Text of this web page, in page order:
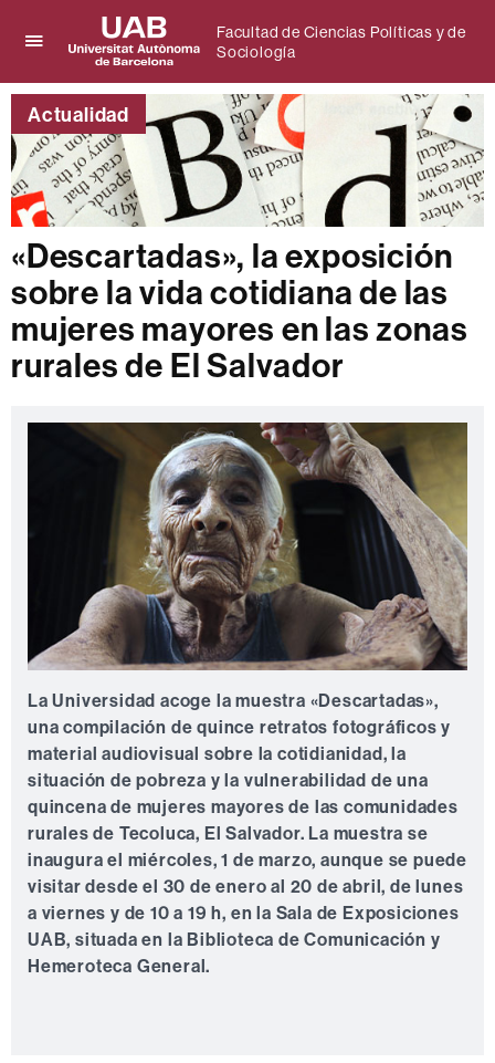
aquí
para
desplegar
el
menú
de
Facultad
de
Ciencias
Políticas
y
de
Sociología
Universitat
Autònoma
de
Barcelona
Facultad de Ciencias Políticas y de
Sociología
Actualidad
«Descartadas», la exposición
sobre la vida cotidiana de las
mujeres mayores en las zonas
rurales de El Salvador
La Universidad acoge la muestra «Descartadas»,
una compilación de quince retratos fotográficos y
material audiovisual sobre la cotidianidad, la
situación de pobreza y la vulnerabilidad de una
quincena de mujeres mayores de las comunidades
rurales de Tecoluca, El Salvador. La muestra se
inaugura el miércoles, 1 de marzo, aunque se puede
visitar desde el 30 de enero al 20 de abril, de lunes
a viernes y de 10 a 19 h, en la Sala de Exposiciones
UAB, situada en la Biblioteca de Comunicación y
Hemeroteca General.